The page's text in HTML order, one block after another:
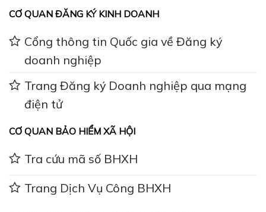
CƠ QUAN ĐĂNG KÝ KINH DOANH
Cổng thông tin Quốc gia về Đăng ký
doanh nghiệp
Trang Đăng ký Doanh nghiệp qua mạng
điện tử
CƠ QUAN BẢO HIỂM XÃ HỘI
Tra cứu mã số BHXH
Trang Dịch Vụ Công BHXH